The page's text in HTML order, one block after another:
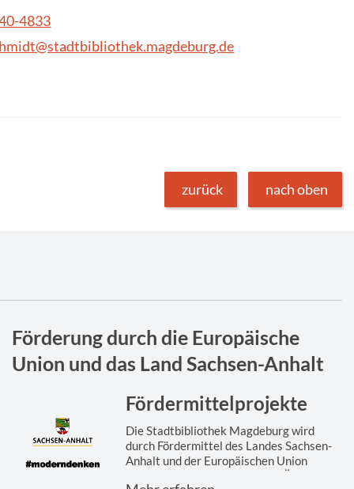
4833
zurück nach oben
Förderung durch die Europäische
Union und das Land Sachsen-Anhalt
Fördermittelprojekte
Die Stadtbibliothek Magdeburg wird
durch Fördermittel des Landes Sachsen-
Anhalt und der Europäischen Union
gefördert. Hier finden Sie eine Übersicht